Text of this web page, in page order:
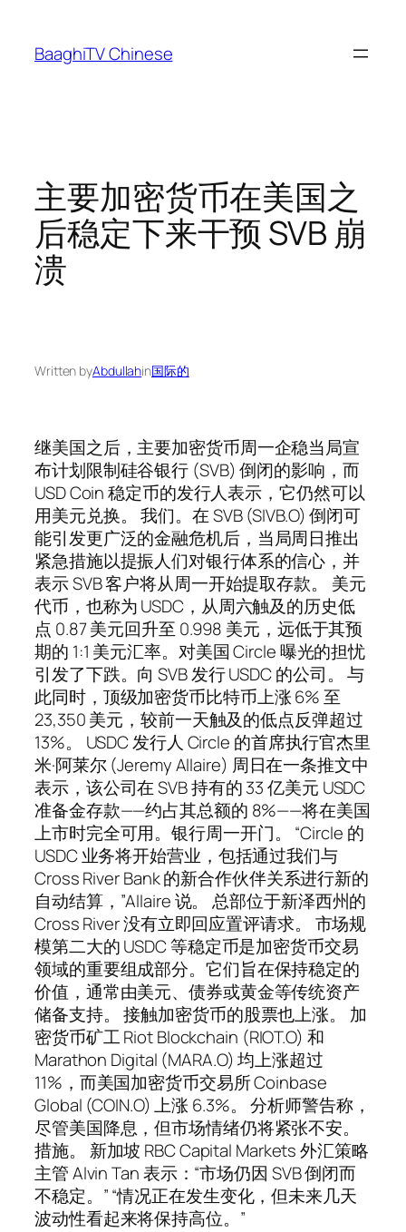
content
BaaghiTV Chinese
主要加密货币在美国之
后稳定下来干预 SVB 崩
溃
Written byAbdullahin国际的
继美国之后，主要加密货币周一企稳当局宣
布计划限制硅谷银行 (SVB) 倒闭的影响，而
USD Coin 稳定币的发行人表示，它仍然可以
用美元兑换。 我们。在 SVB (SIVB.O) 倒闭可
能引发更广泛的金融危机后，当局周日推出
紧急措施以提振人们对银行体系的信心，并
表示 SVB 客户将从周一开始提取存款。 美元
代币，也称为 USDC，从周六触及的历史低
点 0.87 美元回升至 0.998 美元，远低于其预
期的 1:1 美元汇率。对美国 Circle 曝光的担忧
引发了下跌。向 SVB 发行 USDC 的公司。 与
此同时，顶级加密货币比特币上涨 6% 至
23,350 美元，较前一天触及的低点反弹超过
13%。 USDC 发行人 Circle 的首席执行官杰里
米·阿莱尔 (Jeremy Allaire) 周日在一条推文中
表示，该公司在 SVB 持有的 33 亿美元 USDC
准备金存款——约占其总额的 8%——将在美国
上市时完全可用。银行周一开门。 “Circle 的
USDC 业务将开始营业，包括通过我们与
Cross River Bank 的新合作伙伴关系进行新的
自动结算，”Allaire 说。 总部位于新泽西州的
Cross River 没有立即回应置评请求。 市场规
模第二大的 USDC 等稳定币是加密货币交易
领域的重要组成部分。它们旨在保持稳定的
价值，通常由美元、债券或黄金等传统资产
储备支持。 接触加密货币的股票也上涨。 加
密货币矿工 Riot Blockchain (RIOT.O) 和
Marathon Digital (MARA.O) 均上涨超过
11%，而美国加密货币交易所 Coinbase
Global (COIN.O) 上涨 6.3%。 分析师警告称，
尽管美国降息，但市场情绪仍将紧张不安。
措施。 新加坡 RBC Capital Markets 外汇策略
主管 Alvin Tan 表示：“市场仍因 SVB 倒闭而
不稳定。” “情况正在发生变化，但未来几天
波动性看起来将保持高位。”